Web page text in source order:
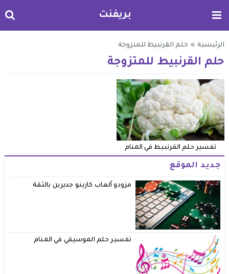
بريفنت
الرئيسية » حلم القرنبيط للمتزوجة
حلم القرنبيط للمتزوجة
تفسير حلم القرنبيط في المنام
جديد الموقع
مزودو ألعاب كازينو جديرين بالثقة
تفسير حلم الموسيقي في المنام